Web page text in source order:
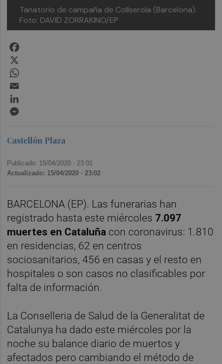
Tanatorio de campaña de Collserola (Barcelona).
Foto: DAVID ZORRAKINO/EP
Castellón Plaza
Publicado: 15/04/2020 · 23:01
Actualizado: 15/04/2020 · 23:02
BARCELONA (EP). Las funerarias han
registrado hasta este miércoles 7.097
muertes en Cataluña con coronavirus: 1.810
en residencias, 62 en centros
sociosanitarios, 456 en casas y el resto en
hospitales o son casos no clasificables por
falta de información.
La Conselleria de Salud de la Generalitat de
Catalunya ha dado este miércoles por la
noche su balance diario de muertos y
afectados pero cambiando el método de